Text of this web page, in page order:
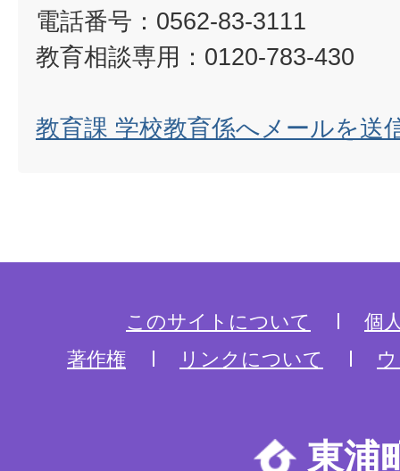
電話番号：0562-83-3111
教育相談専用：0120-783-430
教育課 学校教育係へメールを送
このサイトについて
個
著作権
リンクについて
東浦